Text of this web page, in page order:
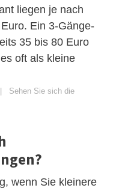
liegen je nach
Ein 3-Gänge-
35 bis 80 Euro
oft als kleine
Sehen Sie sich die
wenn Sie kleinere